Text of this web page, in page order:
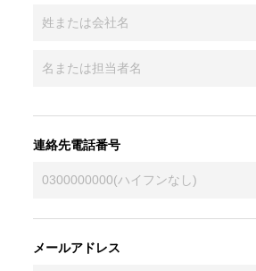
連絡先電話番号
メールアドレス